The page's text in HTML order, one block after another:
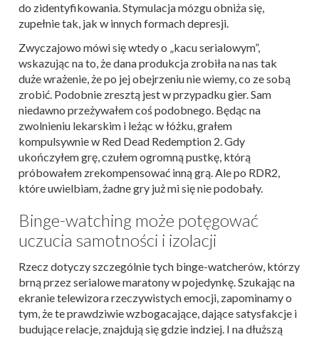
do zidentyfikowania. Stymulacja mózgu obniża się,
zupełnie tak, jak w innych formach depresji.
Zwyczajowo mówi się wtedy o „kacu serialowym”,
wskazując na to, że dana produkcja zrobiła na nas tak
duże wrażenie, że po jej obejrzeniu nie wiemy, co ze sobą
zrobić. Podobnie zresztą jest w przypadku gier. Sam
niedawno przeżywałem coś podobnego. Będąc na
zwolnieniu lekarskim i leżąc w łóżku, grałem
kompulsywnie w Red Dead Redemption 2. Gdy
ukończyłem grę, czułem ogromną pustkę, którą
próbowałem zrekompensować inną grą. Ale po RDR2,
które uwielbiam, żadne gry już mi się nie podobały.
Binge-watching może potęgować
uczucia samotności i izolacji
Rzecz dotyczy szczególnie tych binge-watcherów, którzy
brną przez serialowe maratony w pojedynkę. Szukając na
ekranie telewizora rzeczywistych emocji, zapominamy o
tym, że te prawdziwie wzbogacające, dające satysfakcje i
budujące relacje, znajdują się gdzie indziej. I na dłuższą